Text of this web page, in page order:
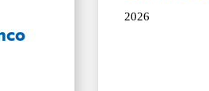
2026